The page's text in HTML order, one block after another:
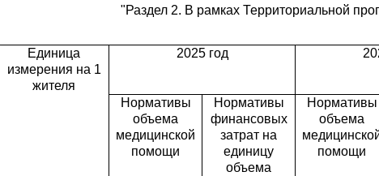
"Раздел 2. В рамках Территориальной
Единица
измерения на 1
жителя
2025 год
Нормативы
объема
медицинской
помощи
Нормативы
финансовых
затрат на
единицу
объема
Нормативы
объема
помощи